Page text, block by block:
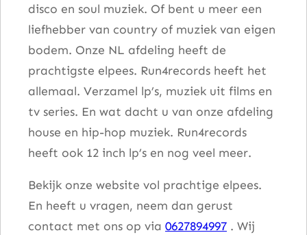
disco en soul muziek. Of bent u meer een
liefhebber van country of muziek van eigen
bodem. Onze NL afdeling heeft de
prachtigste elpees. Run4records heeft het
allemaal. Verzamel lp’s, muziek uit films en
tv series. En wat dacht u van onze afdeling
house en hip-hop muziek. Run4records
heeft ook 12 inch lp’s en nog veel meer.
Bekijk onze website vol prachtige elpees.
En heeft u vragen, neem dan gerust
contact met ons op via 0627894997 . Wij